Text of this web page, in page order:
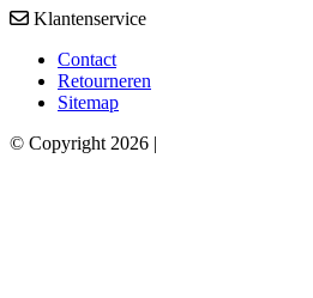
Klantenservice
Contact
Retourneren
Sitemap
© Copyright 2026 |